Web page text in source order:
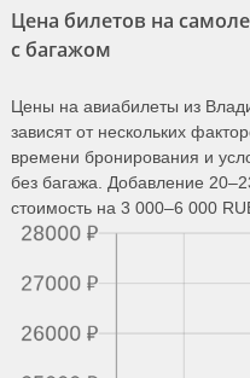
Цена билетов на
с багажом
Цены на авиабилеты из
зависят от нескольких
времени бронирования и
без багажа. Добавление
стоимость на 3 000–6 000